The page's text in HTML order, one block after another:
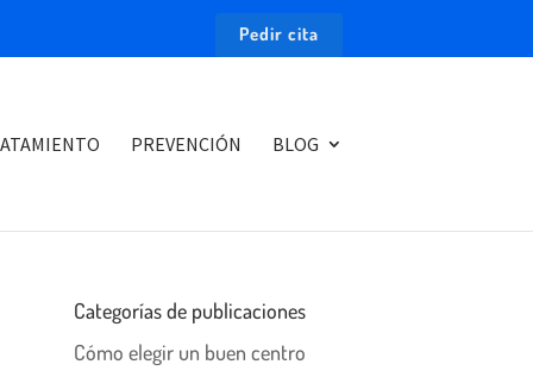
Pedir cita
PREVENCIÓN BLOG
Categorías de publicaciones
Cómo elegir un buen centro